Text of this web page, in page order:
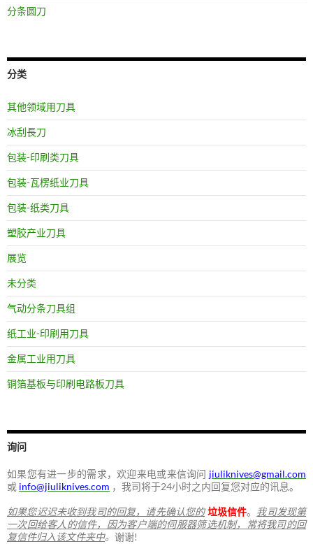
分条圆刀
分类
其他领域用刀具
冰刮長刀
包装-印刷类刀具
包装-瓦楞纸业刀具
包装-纸类刀具
塑胶产业刀具
展览
未分类
气动分条刀具组
纸工业-印刷用刀具
金属工业用刀具
铜箔基板与印刷电路板刀具
询问
如果您有进一步的需求，欢迎来电或来信询问 jiuliknives@gmail.com
或 info@jiuliknives.com ，我司将于24小时之内回复您对应的讯息。
如果您迟迟未收到我司的回复，请先确认您的垃圾信件。 我司发现第
一次回给客人的信件，因为客户端的伺服器筛选机制，常将我司的回
复信件归入该文件夹中。 谢谢!